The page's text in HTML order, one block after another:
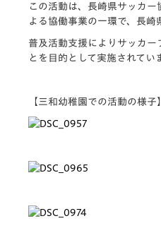
この活動は、長崎県サッカ
よる協働事業の一環で、長崎
普及活動支援によりサッカー
とを目的として実施されてい
【三和幼稚園での活動の様子】